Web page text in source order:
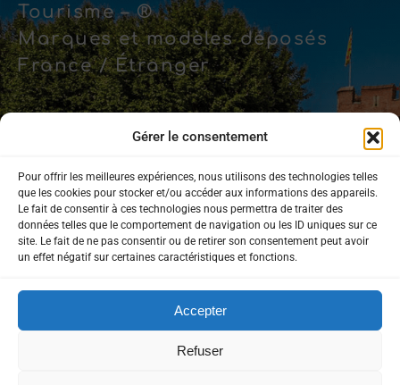
Gérer le consentement
Pour offrir les meilleures expériences, nous utilisons des technologies telles
que les cookies pour stocker et/ou accéder aux informations des appareils.
Le fait de consentir à ces technologies nous permettra de traiter des
données telles que le comportement de navigation ou les ID uniques sur ce
site. Le fait de ne pas consentir ou de retirer son consentement peut avoir
un effet négatif sur certaines caractéristiques et fonctions.
Accepter
Refuser
Tourisme – ®
Marques et modèles déposés
France / Étranger
Mentions légales
Politique de confidentialité
Rejoignez-nous sur
les réseaux sociaux !